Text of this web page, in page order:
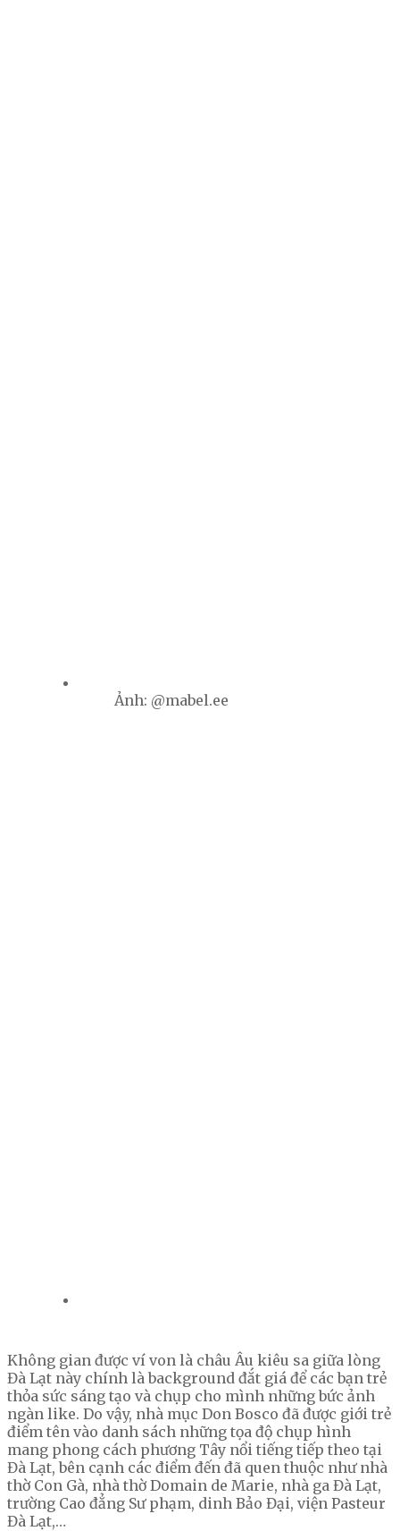
Ảnh: @mabel.ee
Không gian được ví von là châu Âu kiêu sa giữa lòng
Đà Lạt này chính là background đắt giá để các bạn trẻ
thỏa sức sáng tạo và chụp cho mình những bức ảnh
ngàn like. Do vậy, nhà mục Don Bosco đã được giới trẻ
điểm tên vào danh sách những tọa độ chụp hình
mang phong cách phương Tây nổi tiếng tiếp theo tại
Đà Lạt, bên cạnh các điểm đến đã quen thuộc như nhà
thờ Con Gà, nhà thờ Domain de Marie, nhà ga Đà Lạt,
trường Cao đẳng Sư phạm, dinh Bảo Đại, viện Pasteur
Đà Lạt,…